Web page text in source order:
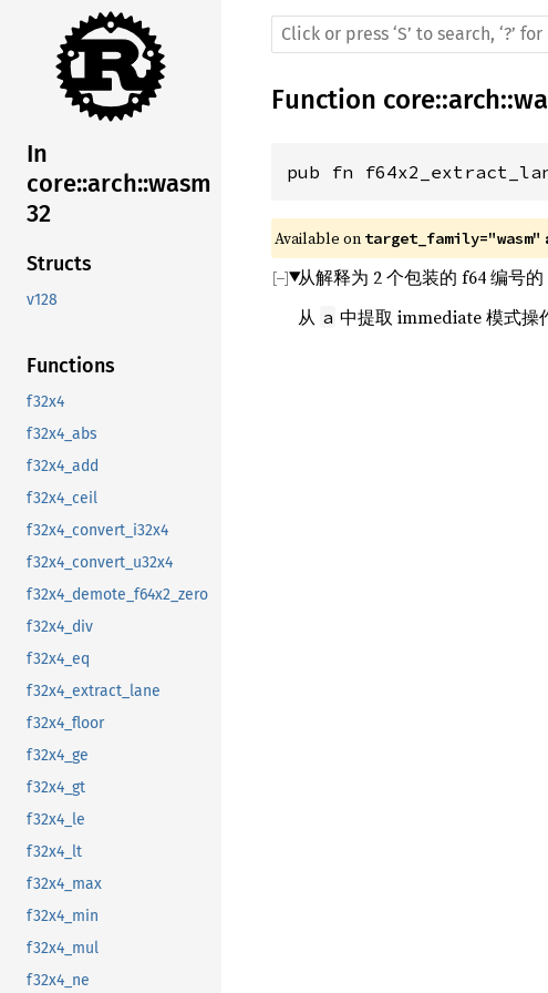
In
core::arch::wasm
32
Structs
v128
Functions
f32x4
f32x4_abs
f32x4_add
f32x4_ceil
f32x4_convert_i32x4
f32x4_convert_u32x4
f32x4_demote_f64x2_zero
f32x4_div
f32x4_eq
f32x4_extract_lane
f32x4_floor
f32x4_ge
f32x4_gt
f32x4_le
f32x4_lt
f32x4_max
f32x4_min
f32x4_mul
f32x4_ne
Function core::arch::
pub fn
Available on target_family="wasm"
从解释为 2 个包装的 f64 编号的
从 a 中提取 immediate 模式操